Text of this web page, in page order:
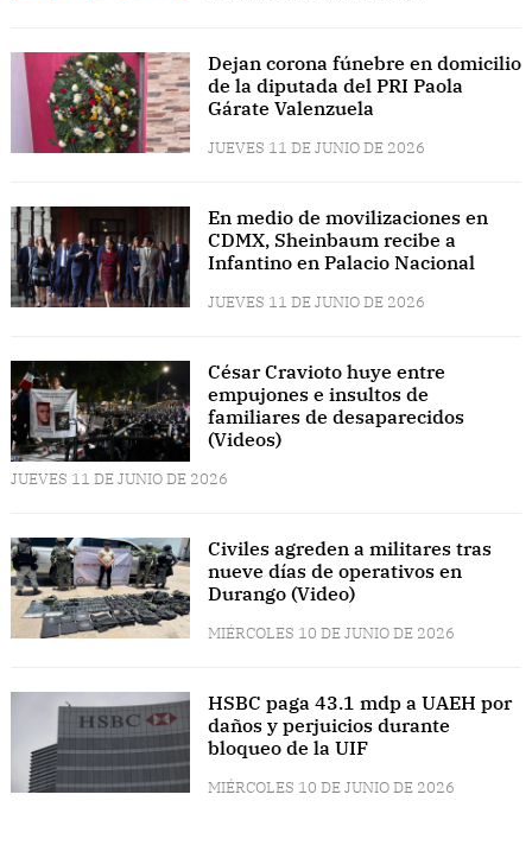
Dejan corona fúnebre en domicilio
de la diputada del PRI Paola
Gárate Valenzuela
JUEVES 11 DE JUNIO DE 2026
En medio de movilizaciones en
CDMX, Sheinbaum recibe a
Infantino en Palacio Nacional
JUEVES 11 DE JUNIO DE 2026
César Cravioto huye entre
empujones e insultos de
familiares de desaparecidos
(Videos)
JUEVES 11 DE JUNIO DE 2026
Civiles agreden a militares tras
nueve días de operativos en
Durango (Video)
MIÉRCOLES 10 DE JUNIO DE 2026
HSBC paga 43.1 mdp a UAEH por
daños y perjuicios durante
bloqueo de la UIF
MIÉRCOLES 10 DE JUNIO DE 2026